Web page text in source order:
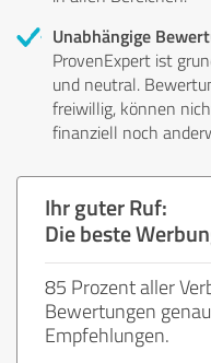
Unabhängige
ProvenExpert ist
und neutral.
freiwillig, können
finanziell noch
Ihr guter Ruf:
Die beste
85 Prozent aller
Bewertungen
Empfehlungen.